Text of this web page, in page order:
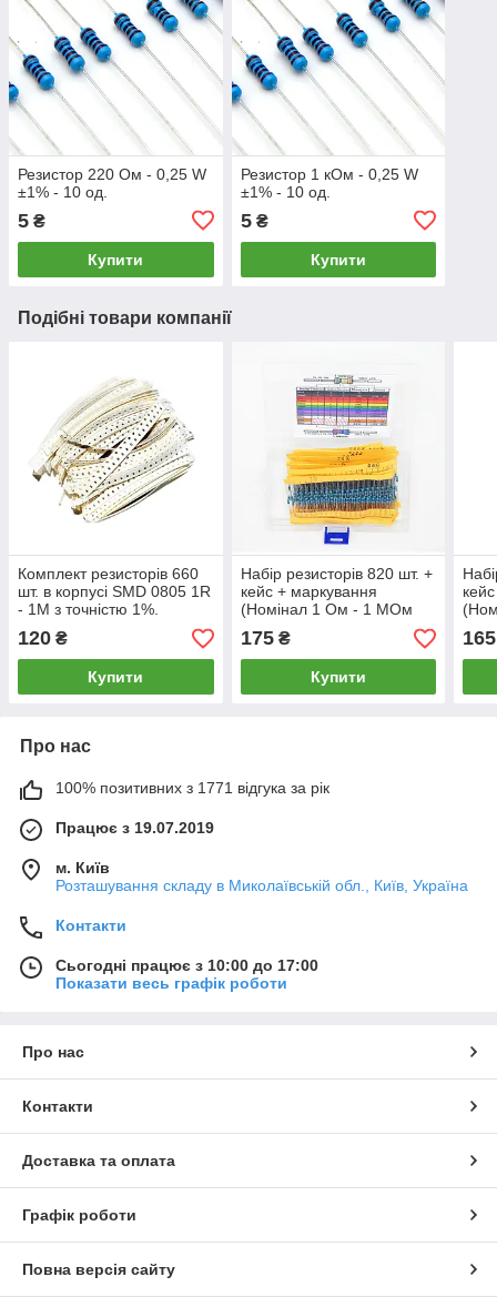
Резистор 220 Ом - 0,25 W
±1% - 10 од.
5 ₴
Купити
Резистор 1 кОм - 0,25 W
±1% - 10 од.
5₴
Купити
Подібні товари компанії
Комплект резисторів 660
шт. в корпусі SMD 0805 1R
- 1М з точністю 1%.
120 ₴
Купити
Набір резисторів 820 шт. +
кейс + маркування
(Номінал 1 Ом - 1 МОм
0,25 Вт)
175₴
Купити
165
Про нас
100% позитивних з 1771 відгука за рік
Працює з 19.07.2019
м. Київ
Розташування складу в Миколаївській обл., Київ, Україна
Контакти
Сьогодні працює з 10:00 до 17:00
Показати весь графік роботи
Про нас
Контакти
Доставка та оплата
Графік роботи
Повна версія сайту